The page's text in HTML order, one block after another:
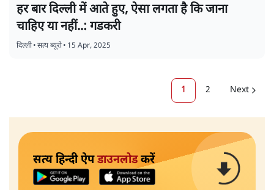
हर बार दिल्ली में आते हुए, ऐसा लगता है कि जाना
चाहिए या नहीं..: गडकरी
दिल्ली•सत्य ब्यूरो• 15 Apr, 2025
1 2 Next
सत्य हिन्दी ऐपडाउनलोडकरें